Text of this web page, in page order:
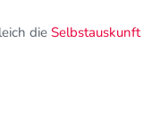
die Selbstauskunft